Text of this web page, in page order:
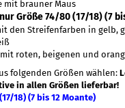
mit brauner Maus
Größe 74/80 (17/18) (7
den Streifenfarben in gelb,
roten, beigenen und
folgenden Größen wählen:
in allen Größen lieferbar!
18) (7 bis 12 Moante)